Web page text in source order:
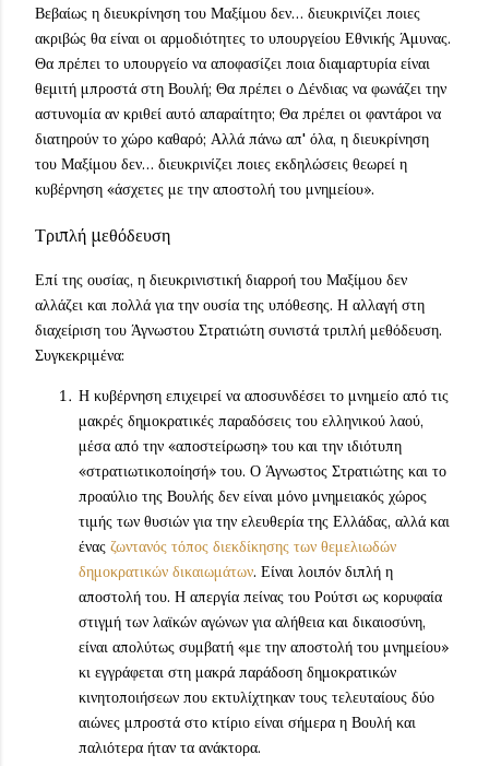
Βεβαίως η διευκρίνηση του Μαξίμου δεν… διευκρινίζει ποιες
ακριβώς θα είναι οι αρμοδιότητες το υπουργείου Εθνικής Άμυνας.
Θα πρέπει το υπουργείο να αποφασίζει ποια διαμαρτυρία είναι
θεμιτή μπροστά στη Βουλή; Θα πρέπει ο Δένδιας να φωνάζει την
αστυνομία αν κριθεί αυτό απαραίτητο; Θα πρέπει οι φαντάροι να
διατηρούν το χώρο καθαρό; Αλλά πάνω απ' όλα, η διευκρίνηση
του Μαξίμου δεν… διευκρινίζει ποιες εκδηλώσεις θεωρεί η
κυβέρνηση «άσχετες με την αποστολή του μνημείου».
Τριπλή μεθόδευση
Επί της ουσίας, η διευκρινιστική διαρροή του Μαξίμου δεν
αλλάζει και πολλά για την ουσία της υπόθεσης. Η αλλαγή στη
διαχείριση του Άγνωστου Στρατιώτη συνιστά τριπλή μεθόδευση.
Συγκεκριμένα:
Η κυβέρνηση επιχειρεί να αποσυνδέσει το μνημείο από τις
μακρές δημοκρατικές παραδόσεις του ελληνικού λαού,
μέσα από την «αποστείρωση» του και την ιδιότυπη
«στρατιωτικοποίησή» του. Ο Άγνωστος Στρατιώτης και το
προαύλιο της Βουλής δεν είναι μόνο μνημειακός χώρος
τιμής των θυσιών για την ελευθερία της Ελλάδας, αλλά και
ένας ζωντανός τόπος διεκδίκησης των θεμελιωδών
δημοκρατικών δικαιωμάτων. Είναι λοιπόν διπλή η
αποστολή του. Η απεργία πείνας του Ρούτσι ως κορυφαία
στιγμή των λαϊκών αγώνων για αλήθεια και δικαιοσύνη,
είναι απολύτως συμβατή «με την αποστολή του μνημείου»
κι εγγράφεται στη μακρά παράδοση δημοκρατικών
κινητοποιήσεων που εκτυλίχτηκαν τους τελευταίους δύο
αιώνες μπροστά στο κτίριο είναι σήμερα η Βουλή και
παλιότερα ήταν τα ανάκτορα.